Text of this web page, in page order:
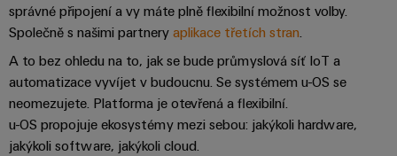
správné připojení a vy máte plně flexibilní možnost volby.
Společně s našimi partnery aplikace třetích stran.
A to bez ohledu na to, jak se bude průmyslová síť IoT a
automatizace vyvíjet v budoucnu. Se systémem u-OS se
neomezujete. Platforma je otevřená a flexibilní.
u-OS propojuje ekosystémy mezi sebou: jakýkoli hardware,
jakýkoli software, jakýkoli cloud.